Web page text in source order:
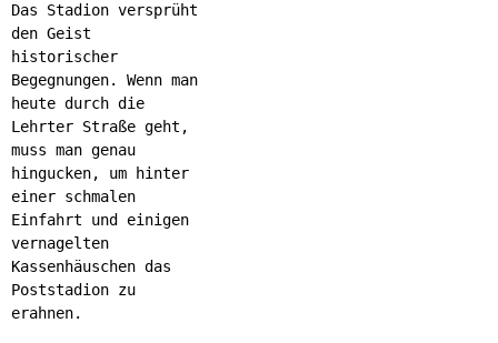
Das Stadion versprüht
den Geist
historischer
Begegnungen. Wenn man
heute durch die
Lehrter Straße geht,
muss man genau
hingucken, um hinter
einer schmalen
Einfahrt und einigen
vernagelten
Kassenhäuschen das
Poststadion zu
erahnen.